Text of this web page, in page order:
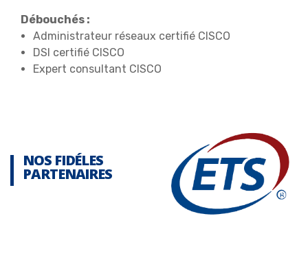
Débouchés :
Administrateur réseaux certifié CISCO
DSI certifié CISCO
Expert consultant CISCO
NOS FIDÉLES
PARTENAIRES